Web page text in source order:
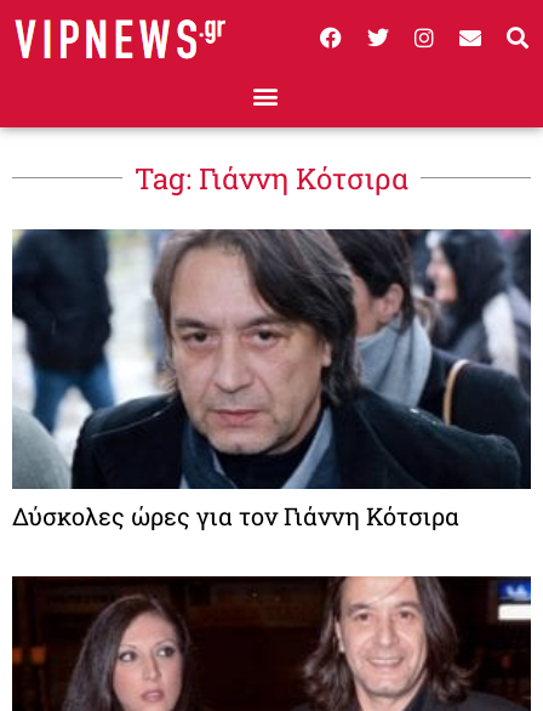
Tag: Γιάννη Κότσιρα
Δύσκολες ώρες για τον Γιάννη Κότσιρα